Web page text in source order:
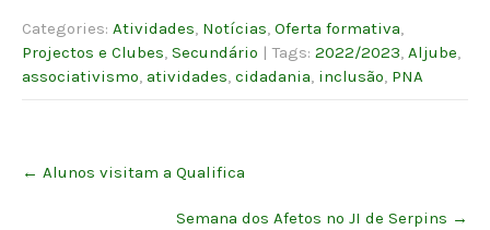
Categories: Atividades, Notícias, Oferta formativa,
Projectos e Clubes, Secundário | Tags: 2022/2023, Aljube,
associativismo, atividades, cidadania, inclusão, PNA
navigation
← Alunos visitam a Qualifica
Semana dos Afetos no JI de Serpins →